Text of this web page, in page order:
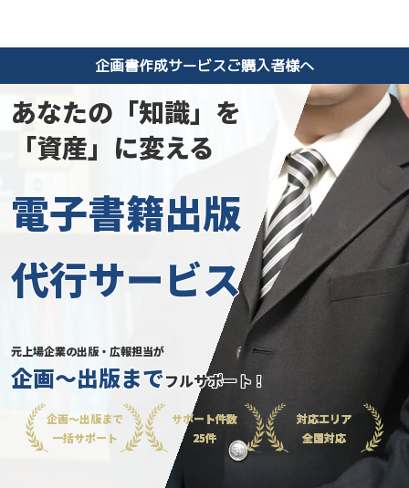
企画書作成サービスご購入者様へ
あなたの「知識」を
「資産」に変える
電子書籍出版
代行サービス
元上場企業の出版・広報担当が
企画～出版までフルサポート！
企画～出版まで
一括サポート
サポート件数
25件
対応エリア
全国対応